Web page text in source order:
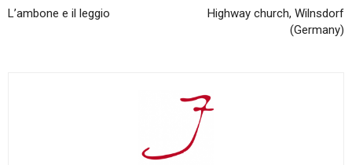
L’ambone e il leggio
Highway church, Wilnsdorf
(Germany)